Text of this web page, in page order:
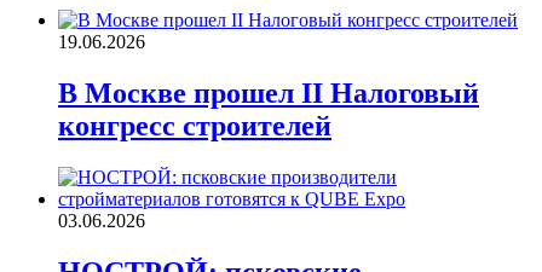
19.06.2026
В Москве прошел II Налоговый
конгресс строителей
03.06.2026